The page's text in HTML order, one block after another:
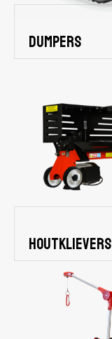
Dumpers
houtklievers